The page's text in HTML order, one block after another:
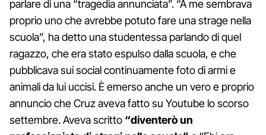
parlare di una “tragedia annunciata”. “A me sembrava
proprio uno che avrebbe potuto fare una strage nella
scuola”, ha detto una studentessa parlando di quel
ragazzo, che era stato espulso dalla scuola, e che
pubblicava sui social continuamente foto di armi e
animali da lui uccisi. È emerso anche un vero e proprio
annuncio che Cruz aveva fatto su Youtube lo scorso
settembre. Aveva scritto “diventerò un